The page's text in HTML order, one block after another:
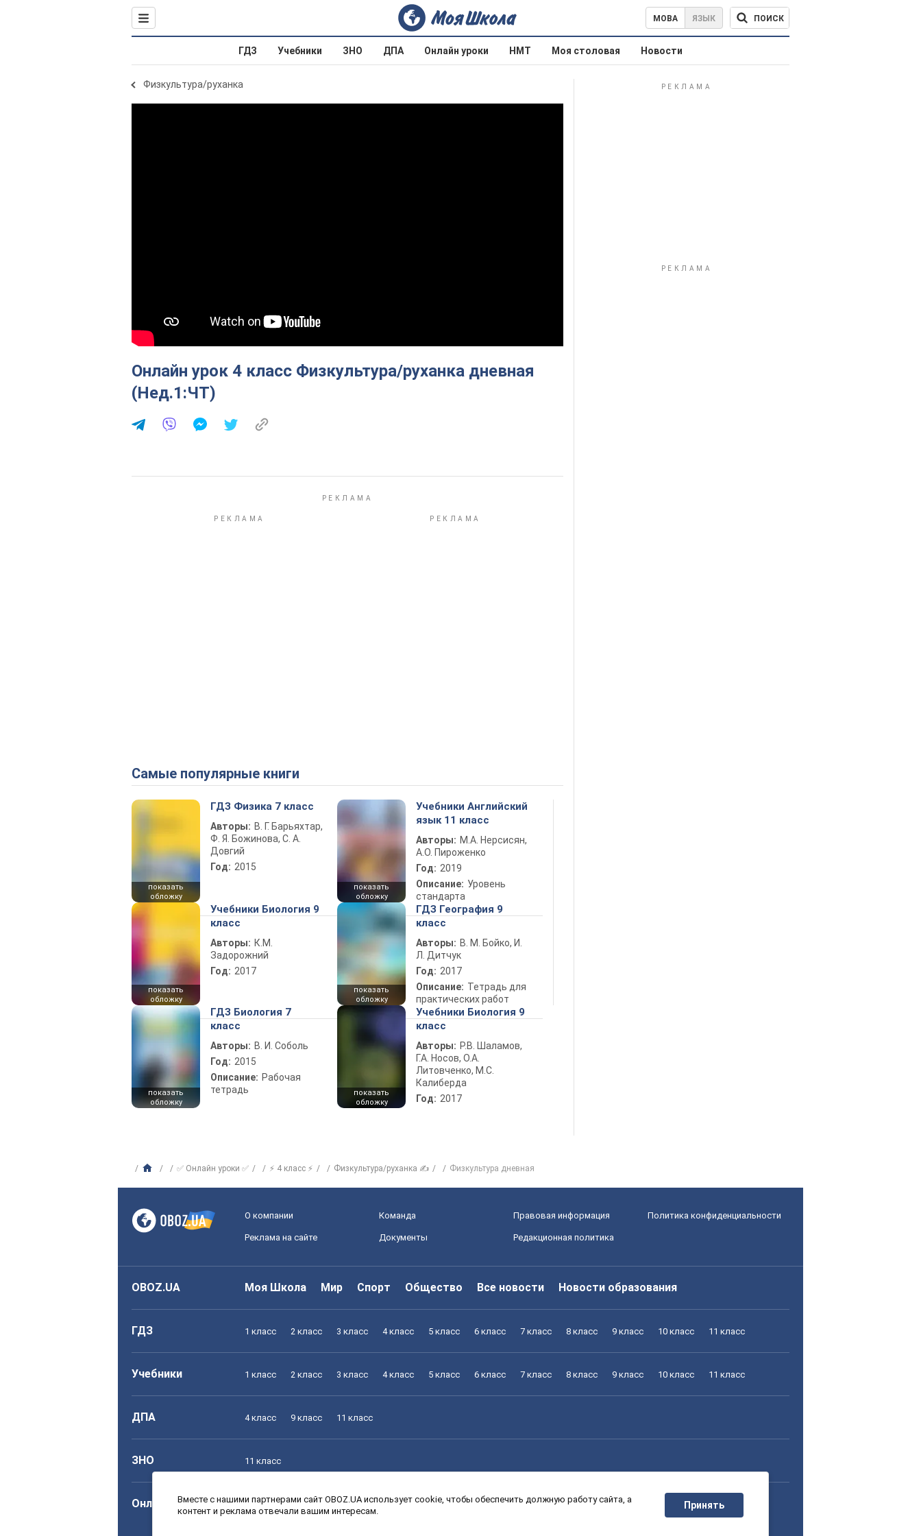
МОВА ЯЗЫК ПОИСК
ГДЗ Учебники ЗНО ДПА Онлайн уроки НМТ Моя столовая Новости
Физкультура/руханка
Онлайн урок 4 класс Физкультура/руханка дневная
(Нед.1:ЧТ)
Самые популярные книги
показать
обложку
ГДЗ Физика 7 класс
Авторы: В. Г. Барьяхтар,
Ф. Я. Божинова, С. А.
Довгий
Год: 2015
показать
обложку
Учебники Английский
язык 11 класс
Авторы: М.А. Нерсисян,
А.О. Пироженко
Год: 2019
Описание: Уровень
стандарта
показать
обложку
Учебники Биология 9
класс
Авторы: К.М.
Задорожний
Год: 2017
показать
обложку
ГДЗ География 9
класс
Авторы: В. М. Бойко, И.
Л. Дитчук
Год: 2017
Описание: Тетрадь для
практических работ
показать
обложку
ГДЗ Биология 7
класс
Авторы: В. И. Соболь
Год: 2015
Описание: Рабочая
тетрадь
показать
обложку
Учебники Биология 9
класс
Авторы: Р.В. Шаламов,
Г.А. Носов, О.А.
Литовченко, М.С.
Калиберда
Год: 2017
✅ Онлайн уроки ✅ ⚡ 4 класс ⚡ Физкультура/руханка ✍ Физкультура дневная
О компании Команда Правовая информация Политика конфиденциальности
Реклама на сайте Документы Редакционная политика
OBOZ.UA Моя Школа Мир Спорт Общество Все новости Новости образования
ГДЗ 1 класс 2 класс 3 класс 4 класс 5 класс 6 класс 7 класс 8 класс 9 класс 10 класс 11 класс
Учебники 1 класс 2 класс 3 класс 4 класс 5 класс 6 класс 7 класс 8 класс 9 класс 10 класс 11 класс
ДПА 4 класс 9 класс 11 класс
ЗНО 11 класс
Онлайн уроки 1 класс 2 класс 3 класс 4 класс 5 класс 6 класс 7 класс 8 класс 9 класс 10 класс 11 класс
Вместе с нашими партнерами сайт OBOZ.UA использует cookie, чтобы обеспечить должную работу сайта, а
контент и реклама отвечали вашим интересам.
Принять